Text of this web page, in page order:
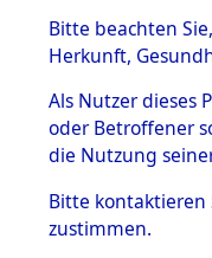
BESTÄNDE
mente
5.
5.3.1 Alliierte
Bitte beachten
Herkunft,
Als Nutzer dieses
oder Betroffener
die Nutzung
Bitte kontaktieren
zustimmen.